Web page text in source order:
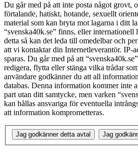
Du går med på att inte posta något grovt,
förtalande, hatiskt, hotande, sexuellt
material som kan bryta mot lagarna i ditt
“svenska40k.se” finns, eller
detta så kan det leda till omedelbar och
att vi kontaktar din Internetleverantör. IP-
sparas. Du går med på att
redigera, flytta eller stänga vilka trådar
användare godkänner du att all
databas. Denna information kommer inte
part utan ditt samtycke, men varken
kan hållas ansvariga för eventuella
att information komprometteras.